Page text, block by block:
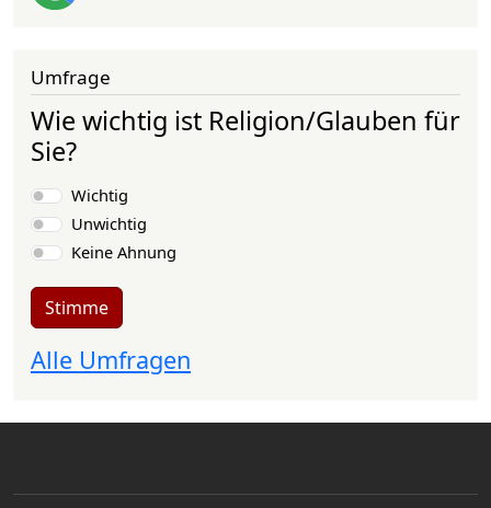
Umfrage
Wie wichtig ist Religion/Glauben für
Sie?
Auswahlmöglichkeiten
Wichtig
Unwichtig
Keine Ahnung
Stimme
Alle Umfragen